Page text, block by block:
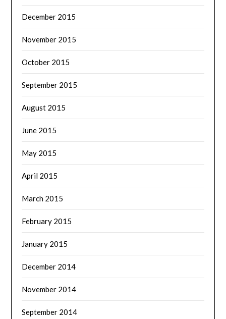
December 2015
November 2015
October 2015
September 2015
August 2015
June 2015
May 2015
April 2015
March 2015
February 2015
January 2015
December 2014
November 2014
September 2014